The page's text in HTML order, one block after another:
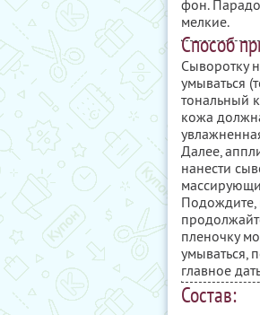
фон.
мелкие.
Способ
Cыворотку
умываться
тональный
кожа
Далее,
нанести
Подождите,
пленочку
умываться,
главное
Состав: